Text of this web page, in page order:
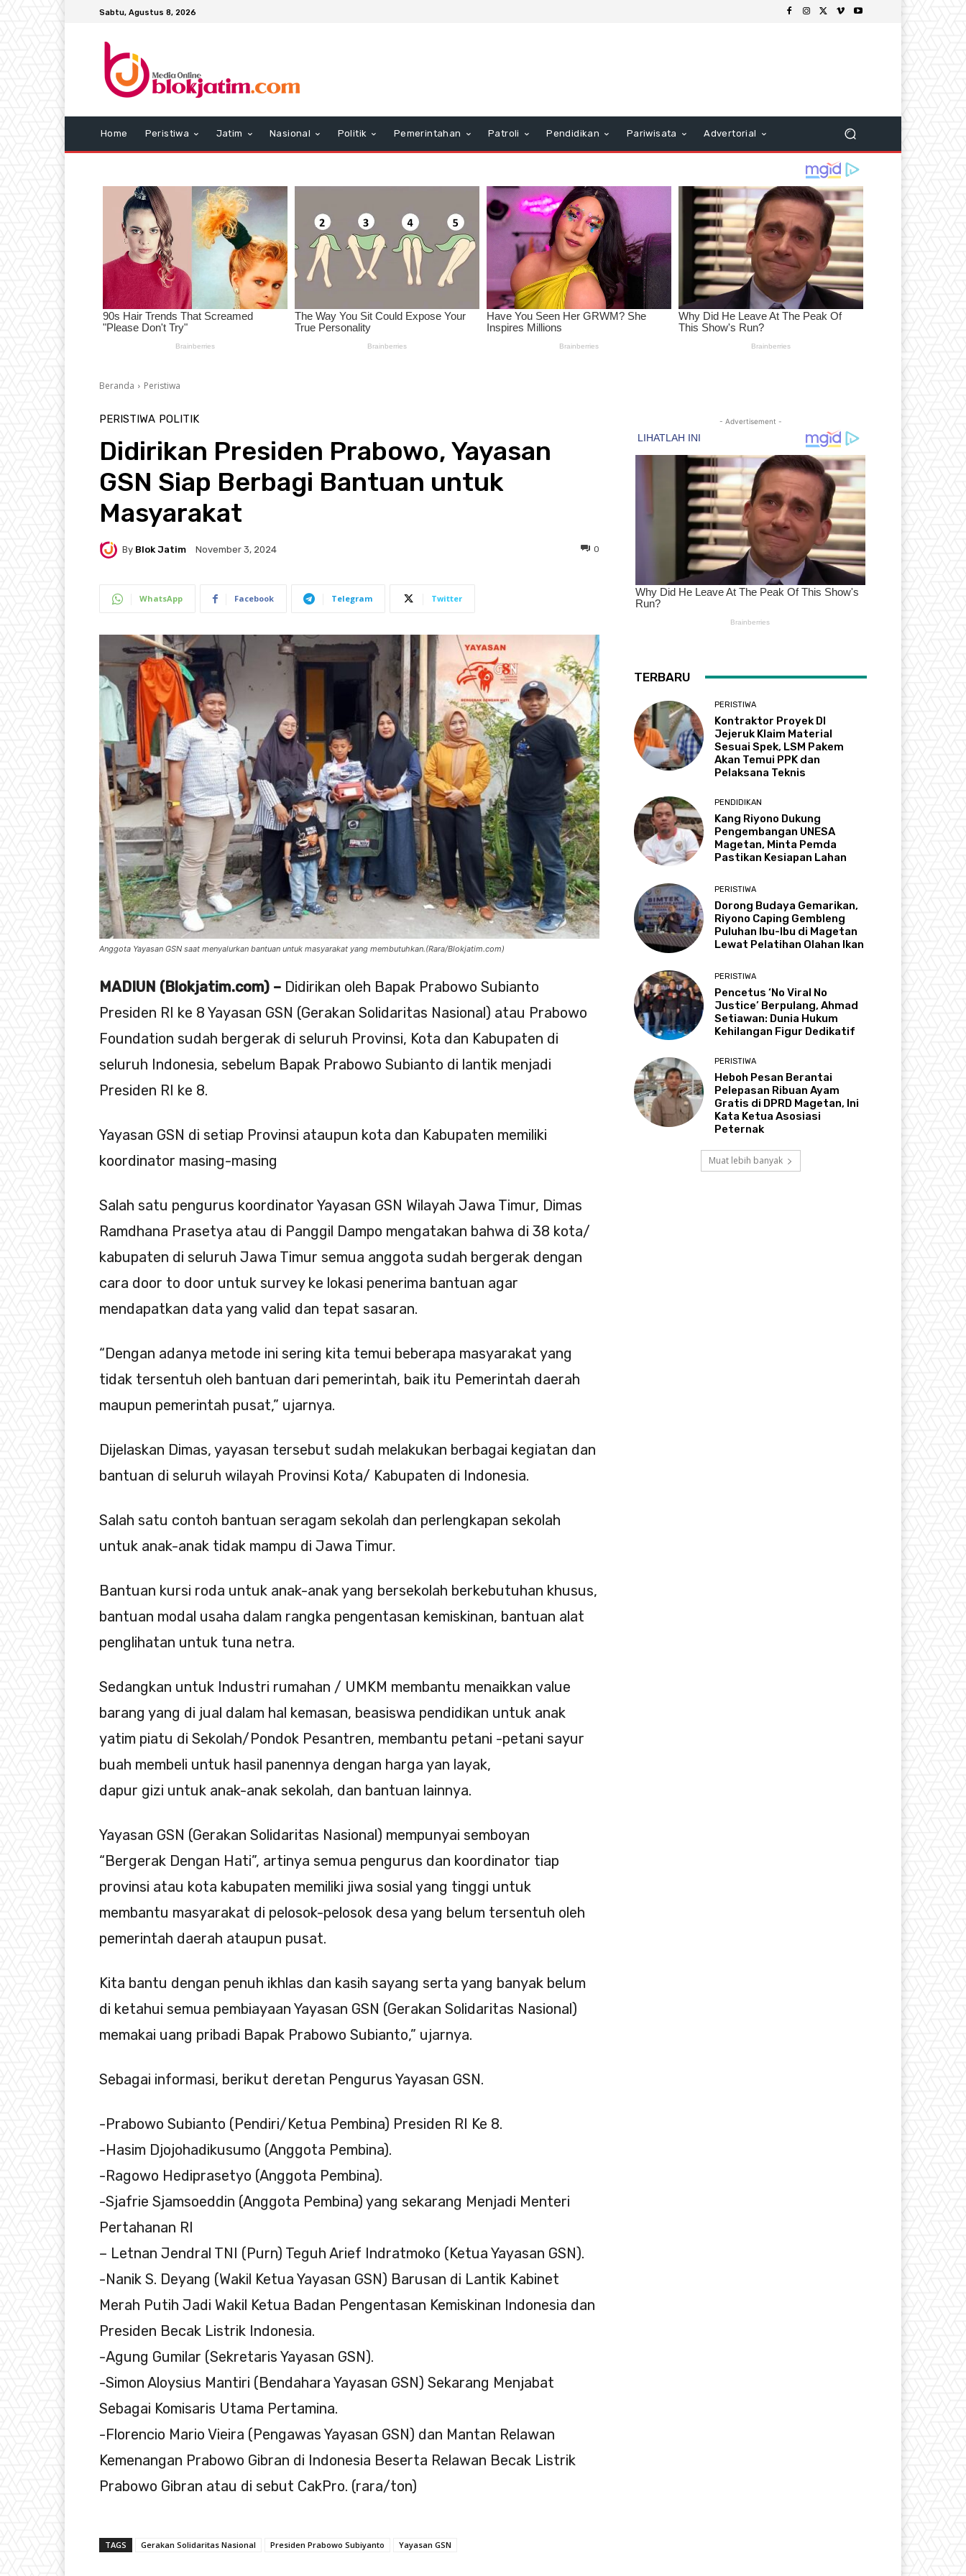
Sabtu, Agustus 8, 2026
Home Peristiwa Jatim Nasional Politik Pemerintahan Patroli Pendidikan Pariwisata Advertorial
Beranda Peristiwa
PERISTIWA POLITIK
Didirikan Presiden Prabowo, Yayasan
GSN Siap Berbagi Bantuan untuk
Masyarakat
By Blok Jatim November 3, 2024 0
WhatsApp Facebook Telegram Twitter
Anggota Yayasan GSN saat menyalurkan bantuan untuk masyarakat yang membutuhkan.(Rara/Blokjatim.com)
MADIUN (Blokjatim.com) – Didirikan oleh Bapak Prabowo Subianto
Presiden RI ke 8 Yayasan GSN (Gerakan Solidaritas Nasional) atau Prabowo
Foundation sudah bergerak di seluruh Provinsi, Kota dan Kabupaten di
seluruh Indonesia, sebelum Bapak Prabowo Subianto di lantik menjadi
Presiden RI ke 8.
Yayasan GSN di setiap Provinsi ataupun kota dan Kabupaten memiliki
koordinator masing-masing
Salah satu pengurus koordinator Yayasan GSN Wilayah Jawa Timur, Dimas
Ramdhana Prasetya atau di Panggil Dampo mengatakan bahwa di 38 kota/
kabupaten di seluruh Jawa Timur semua anggota sudah bergerak dengan
cara door to door untuk survey ke lokasi penerima bantuan agar
mendapatkan data yang valid dan tepat sasaran.
“Dengan adanya metode ini sering kita temui beberapa masyarakat yang
tidak tersentuh oleh bantuan dari pemerintah, baik itu Pemerintah daerah
maupun pemerintah pusat,” ujarnya.
Dijelaskan Dimas, yayasan tersebut sudah melakukan berbagai kegiatan dan
bantuan di seluruh wilayah Provinsi Kota/ Kabupaten di Indonesia.
Salah satu contoh bantuan seragam sekolah dan perlengkapan sekolah
untuk anak-anak tidak mampu di Jawa Timur.
Bantuan kursi roda untuk anak-anak yang bersekolah berkebutuhan khusus,
bantuan modal usaha dalam rangka pengentasan kemiskinan, bantuan alat
penglihatan untuk tuna netra.
Sedangkan untuk Industri rumahan / UMKM membantu menaikkan value
barang yang di jual dalam hal kemasan, beasiswa pendidikan untuk anak
yatim piatu di Sekolah/Pondok Pesantren, membantu petani -petani sayur
buah membeli untuk hasil panennya dengan harga yan layak,
dapur gizi untuk anak-anak sekolah, dan bantuan lainnya.
Yayasan GSN (Gerakan Solidaritas Nasional) mempunyai semboyan
“Bergerak Dengan Hati”, artinya semua pengurus dan koordinator tiap
provinsi atau kota kabupaten memiliki jiwa sosial yang tinggi untuk
membantu masyarakat di pelosok-pelosok desa yang belum tersentuh oleh
pemerintah daerah ataupun pusat.
Kita bantu dengan penuh ikhlas dan kasih sayang serta yang banyak belum
di ketahui semua pembiayaan Yayasan GSN (Gerakan Solidaritas Nasional)
memakai uang pribadi Bapak Prabowo Subianto,” ujarnya.
Sebagai informasi, berikut deretan Pengurus Yayasan GSN.
-Prabowo Subianto (Pendiri/Ketua Pembina) Presiden RI Ke 8.
-Hasim Djojohadikusumo (Anggota Pembina).
-Ragowo Hediprasetyo (Anggota Pembina).
-Sjafrie Sjamsoeddin (Anggota Pembina) yang sekarang Menjadi Menteri
Pertahanan RI
– Letnan Jendral TNI (Purn) Teguh Arief Indratmoko (Ketua Yayasan GSN).
-Nanik S. Deyang (Wakil Ketua Yayasan GSN) Barusan di Lantik Kabinet
Merah Putih Jadi Wakil Ketua Badan Pengentasan Kemiskinan Indonesia dan
Presiden Becak Listrik Indonesia.
-Agung Gumilar (Sekretaris Yayasan GSN).
-Simon Aloysius Mantiri (Bendahara Yayasan GSN) Sekarang Menjabat
Sebagai Komisaris Utama Pertamina.
-Florencio Mario Vieira (Pengawas Yayasan GSN) dan Mantan Relawan
Kemenangan Prabowo Gibran di Indonesia Beserta Relawan Becak Listrik
Prabowo Gibran atau di sebut CakPro. (rara/ton)
TAGS Gerakan Solidaritas Nasional Presiden Prabowo Subiyanto Yayasan GSN
- Advertisement -
TERBARU
PERISTIWA
Kontraktor Proyek DI
Jejeruk Klaim Material
Sesuai Spek, LSM Pakem
Akan Temui PPK dan
Pelaksana Teknis
PENDIDIKAN
Kang Riyono Dukung
Pengembangan UNESA
Magetan, Minta Pemda
Pastikan Kesiapan Lahan
PERISTIWA
Dorong Budaya Gemarikan,
Riyono Caping Gembleng
Puluhan Ibu-Ibu di Magetan
Lewat Pelatihan Olahan Ikan
PERISTIWA
Pencetus ‘No Viral No
Justice’ Berpulang, Ahmad
Setiawan: Dunia Hukum
Kehilangan Figur Dedikatif
PERISTIWA
Heboh Pesan Berantai
Pelepasan Ribuan Ayam
Gratis di DPRD Magetan, Ini
Kata Ketua Asosiasi
Peternak
Muat lebih banyak